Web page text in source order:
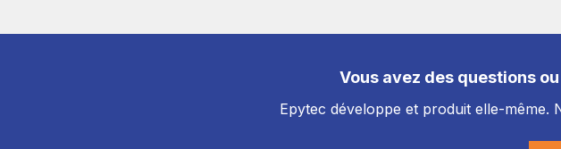
Vous avez des questions
Epytec développe et produit elle-même.